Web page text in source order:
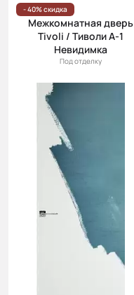
- 40% скидка
Межкомнатная дверь
Tivoli / Тиволи А-1
Невидимка
Под отделку